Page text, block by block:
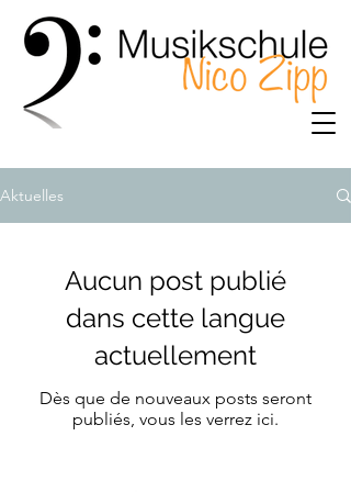
Aktuelles
Aucun post publié
dans cette langue
actuellement
Dès que de nouveaux posts seront
publiés, vous les verrez ici.